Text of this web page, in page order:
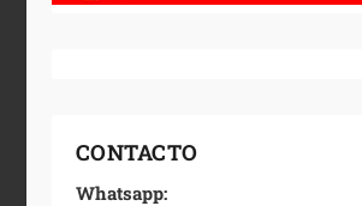
CONTACTO
Whatsapp: